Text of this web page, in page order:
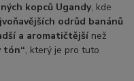
kopců Ugandy, kde
odrůd banánů
a aromatičtější než
tón“, který je pro tuto